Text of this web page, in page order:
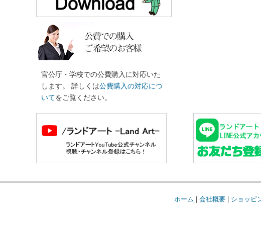
官公庁・学校での公費購入に対応いた
します。 詳しくは公費購入の対応につ
いてをご覧ください。
ホーム | 会社概要| ショッピ